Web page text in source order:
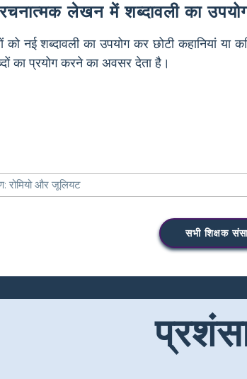
रचनात्मक लेखन में शब्दावली का
को नई शब्दावली का उपयोग कर छोटी कहानियां
का प्रयोग करने का अवसर देता है।
सभी शिक्षक